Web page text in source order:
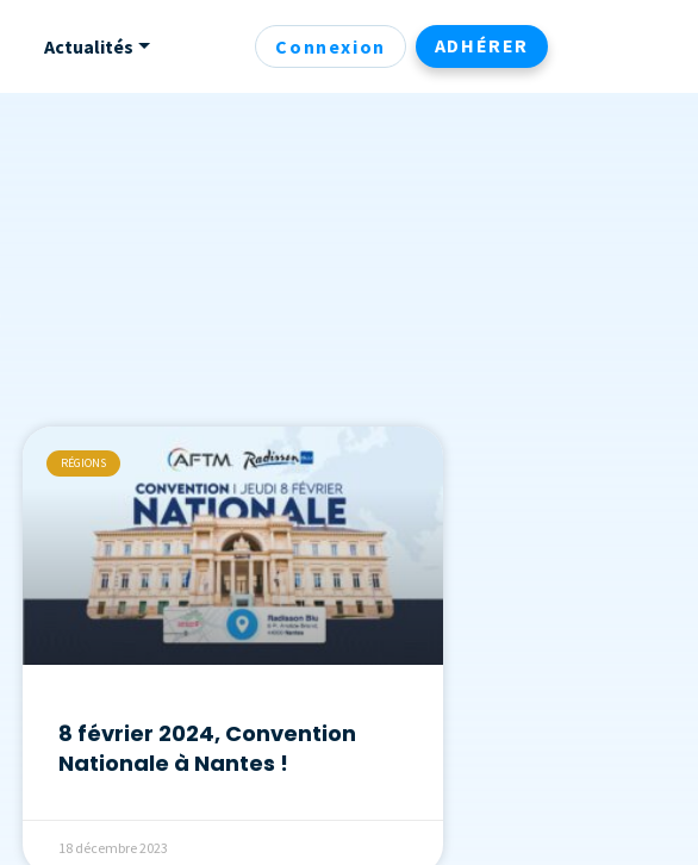
Actualités Connexion ADHÉRER
RÉGIONS
8 février 2024, Convention
Nationale à Nantes !
18 décembre 2023